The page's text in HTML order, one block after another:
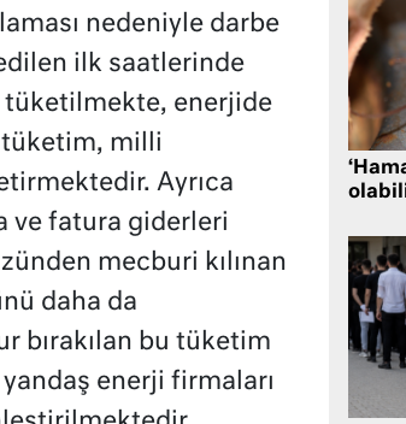
nedeniyle darbe
ilk saatlerinde
tüketilmekte, enerjide
tüketim, milli
Ayrıca
ve fatura giderleri
mecburi kılınan
daha da
bırakılan bu tüketim
yandaş enerji firmaları